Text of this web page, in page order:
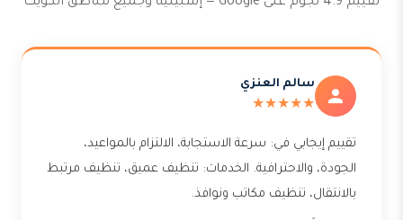
تقييم 4.9 نجوم على Google — إشبيلية وجميع مناطق الكويت
سالم العنزي
★★★★★
تقييم إيجابي في: سرعة الاستجابة، الالتزام بالمواعيد،
الجودة، والاحترافية. الخدمات: تنظيف عميق، تنظيف مرتبط
بالانتقال، تنظيف مكاتب ونوافذ.